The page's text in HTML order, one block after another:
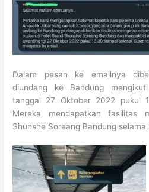
Dalam pesan ke emailnya
diundang ke Bandung
tanggal 27 Oktober 2022 pukul
Mereka mendapatkan fasilitas
Shunshe Soreang Bandung selama